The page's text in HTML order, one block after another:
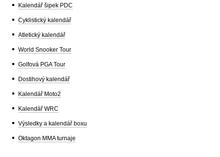
Kalendář šipek PDC
Cyklistický kalendář
Atletický kalendář
World Snooker Tour
Golfová PGA Tour
Dostihový kalendář
Kalendář Moto2
Kalendář WRC
Výsledky a kalendář boxu
Oktagon MMA turnaje